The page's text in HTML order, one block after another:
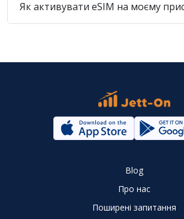
Як активувати eSIM на моєму
Blog
Про нас
Поширені запитання